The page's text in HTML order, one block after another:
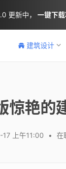
建筑设计
惊艳的
上午11:00 • 在
更新中， 一键下载